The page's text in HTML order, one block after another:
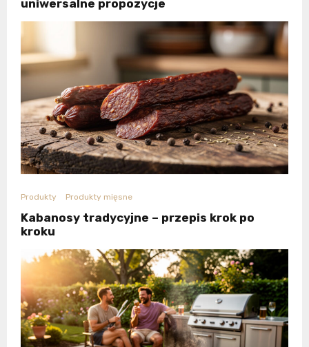
uniwersalne propozycje
Produkty Produkty mięsne
Kabanosy tradycyjne – przepis krok po
kroku